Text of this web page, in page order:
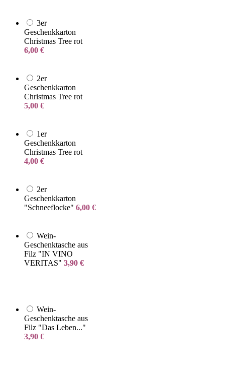
3er
Geschenkkarton
Christmas Tree rot
6,00 €
2er
Geschenkkarton
Christmas Tree rot
5,00 €
1er
Geschenkkarton
Christmas Tree rot
4,00 €
2er
Geschenkkarton
"Schneeflocke" 6,00 €
Wein-
Geschenktasche aus
Filz "IN VINO
VERITAS" 3,90 €
Wein-
Geschenktasche aus
Filz "Das Leben..."
3,90 €